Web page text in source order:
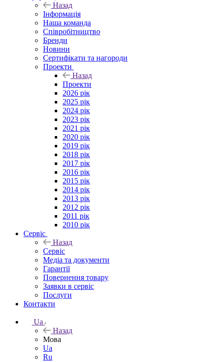
Назад
Інформація
Наша команда
Співробітництво
Бренди
Новини
Сертифікати та нагороди
Проекти
Назад
Проекти
2026 рік
2025 рік
2024 рік
2023 рік
2021 рік
2020 рік
2019 рік
2018 рік
2017 рік
2016 рік
2015 рік
2014 рік
2013 рік
2012 рік
2011 рік
2010 рік
Сервіс
Назад
Сервіс
Медіа та документи
Гарантії
Повернення товару
Заявки в сервіс
Послуги
Контакти
Ua
Назад
Мова
Ua
Ru